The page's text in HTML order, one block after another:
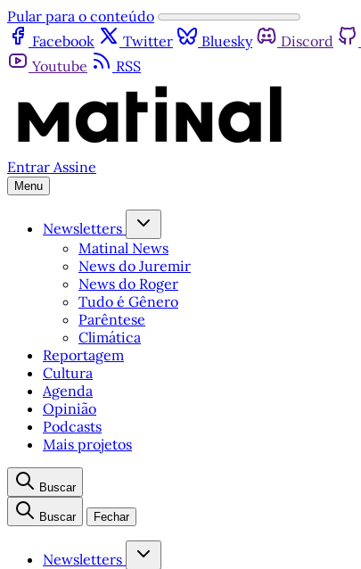
Pular para o conteúdo
Facebook
Twitter Bluesky Discord
Youtube
RSS
Entrar Assine
Menu
Newsletters
Matinal News
News do Juremir
News do Roger
Tudo é Gênero
Parêntese
Climática
Reportagem
Cultura
Agenda
Opinião
Podcasts
Mais projetos
Buscar
Buscar Fechar
Newsletters